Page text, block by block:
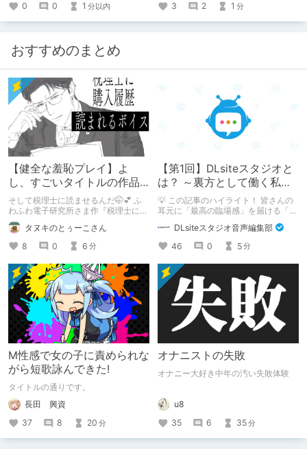
0
0 1 分以内
3
2 1 分
おすすめのまとめ
【健全な羞恥プレイ】よ
し、すごいタイトルの作品
をまた買おう。【湧き上が
る不健全な気持ち】
そして税理士に読ませるんだ🤭💕 ふ
わふわ電子研究所さま作『税理士に購
入履歴読まれるボイス』の感想レビュ
ーです！タヌキのとぅーこさん
8
0 6 分
【第1回】DLsiteスタジオと
は？ ～裏方として働く私た
ちの紹介
💡 この記事のハイライト！ 皆さんの
耳元に「最高の臨場感」を届ける「サ
ウンドエンジニアの仕事」のリアルな
舞台裏を大公開！ スマートな専門
職……と思いきや、実態は「音の変態
（褒め言葉）」が集まるチーム！？
成人男性スタッフがダミヘに抱きつ
き、スタジオにアダルトグッズが転が
る超大真面目な理由とは？ クオリテ
ィ向上のための、ちょっとシュールな
（？）試行錯誤をたっぷりご紹介しま
DLsiteスタジオ音声編集部
46
0 5分
M性感で女の子に責められな
がら短歌詠んできた!
タイトルの通りです。
長田 興資
37
8 20 分
オナニストの失敗
オナニー大好き中年の汚い失敗体験
u8
35
6 35分